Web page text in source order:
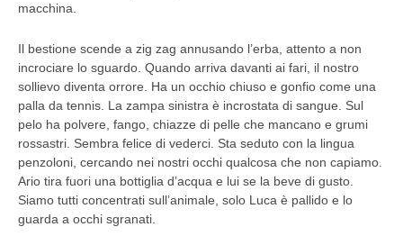
macchina.
Il bestione scende a zig zag annusando l’erba, attento a non
incrociare lo sguardo. Quando arriva davanti ai fari, il nostro
sollievo diventa orrore. Ha un occhio chiuso e gonfio come una
palla da tennis. La zampa sinistra è incrostata di sangue. Sul
pelo ha polvere, fango, chiazze di pelle che mancano e grumi
rossastri. Sembra felice di vederci. Sta seduto con la lingua
penzoloni, cercando nei nostri occhi qualcosa che non capiamo.
Ario tira fuori una bottiglia d’acqua e lui se la beve di gusto.
Siamo tutti concentrati sull’animale, solo Luca è pallido e lo
guarda a occhi sgranati.